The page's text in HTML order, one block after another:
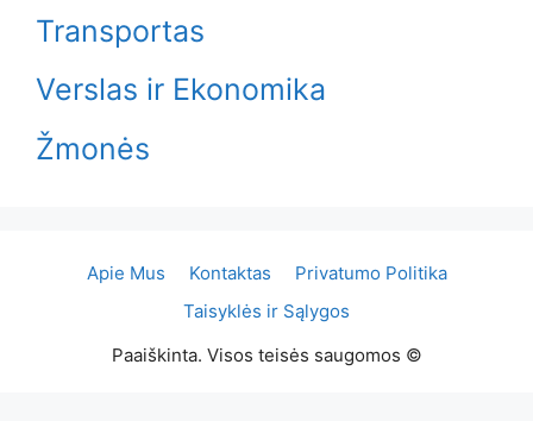
Transportas
Verslas ir Ekonomika
Žmonės
Apie Mus Kontaktas
Privatumo Politika
Taisyklės ir Sąlygos
Paaiškinta. Visos teisės saugomos ©